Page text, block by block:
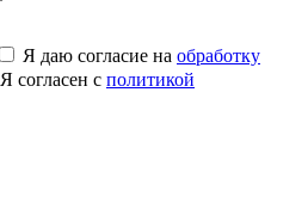
Я даю согласие на обработку
Я согласен с политикой